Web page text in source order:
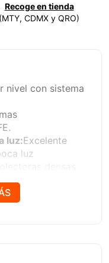
Recoge en tienda
(MTY, CDMX y QRO)
nivel con sistema
luz:Excelente
luz
en serie;
7-8W